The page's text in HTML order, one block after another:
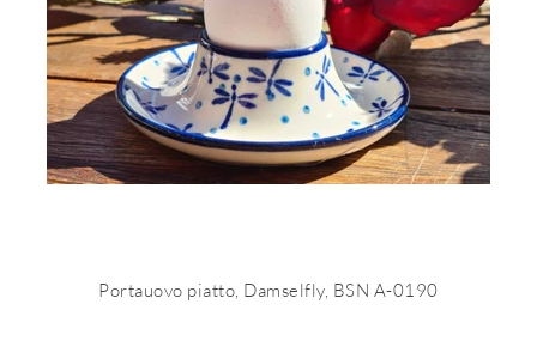
Portauovo piatto, Damselfly, BSN A-0190